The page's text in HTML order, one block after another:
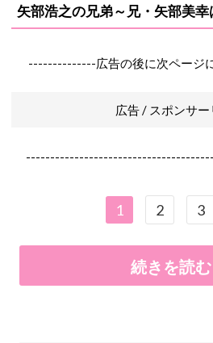
矢部浩之の兄弟～兄・矢部美
--------------広告の後に次ページ
広告 / スポンサー
1 2 3
続きを読